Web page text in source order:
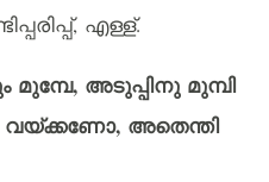
, എള്ള്.
മുമ്പേ, അടുപ്പിനു മുമ്പി
വയ്ക്കണോ, അതെന്തി